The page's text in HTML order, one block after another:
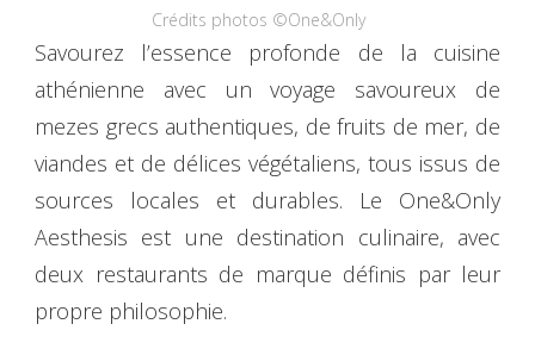
Crédits photos ©One&Only
Savourez l’essence profonde de la cuisine
athénienne avec un voyage savoureux de
mezes grecs authentiques, de fruits de mer, de
viandes et de délices végétaliens, tous issus de
sources locales et durables. Le One&Only
Aesthesis est une destination culinaire, avec
deux restaurants de marque définis par leur
propre philosophie.